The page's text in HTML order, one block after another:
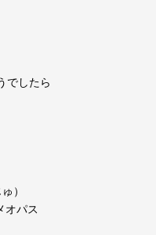
でしたら
）
オパス